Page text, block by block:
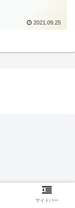
2021.09.25
サイドバー